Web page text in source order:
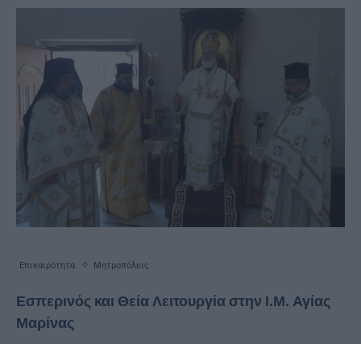
Επικαιρότητα Μητροπόλεις
Εσπερινός και Θεία Λειτουργία στην Ι.Μ. Αγίας
Μαρίνας